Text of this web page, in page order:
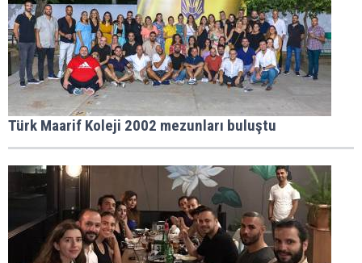
Türk Maarif Koleji 2002 mezunları buluştu